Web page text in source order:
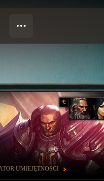
UMIEJĘTNOŚCI